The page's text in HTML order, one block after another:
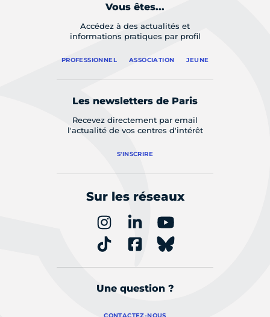
Vous êtes...
Accédez à des actualités et
informations pratiques par profil
PROFESSIONNEL ASSOCIATION JEUNE
Les newsletters de Paris
Recevez directement par email
l'actualité de vos centres d'intérêt
S'INSCRIRE
Sur les réseaux
Une question ?